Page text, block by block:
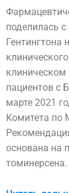
поделилась
клиническом
пациентов с
марте 2021
Комитета по
основана на
томинерсена.